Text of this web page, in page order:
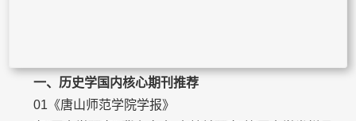
一、历史学国内核心期刊推荐
01《唐山师范学院学报》